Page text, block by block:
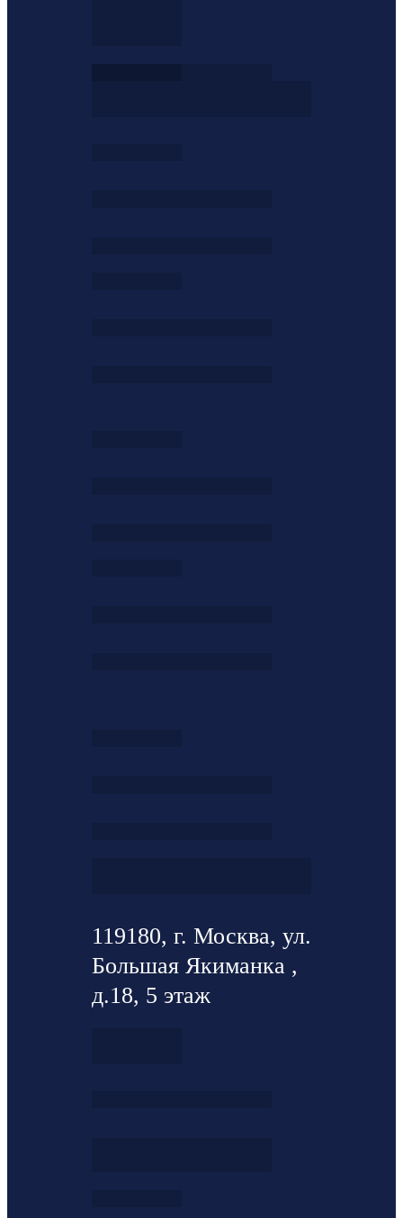
119180, г. Москва, ул.
Большая Якиманка ,
д.18, 5 этаж